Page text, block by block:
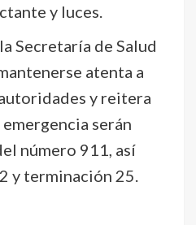
y luces.
Secretaría de Salud
atenta a
y reitera
serán
número 911, así
y terminación 25.